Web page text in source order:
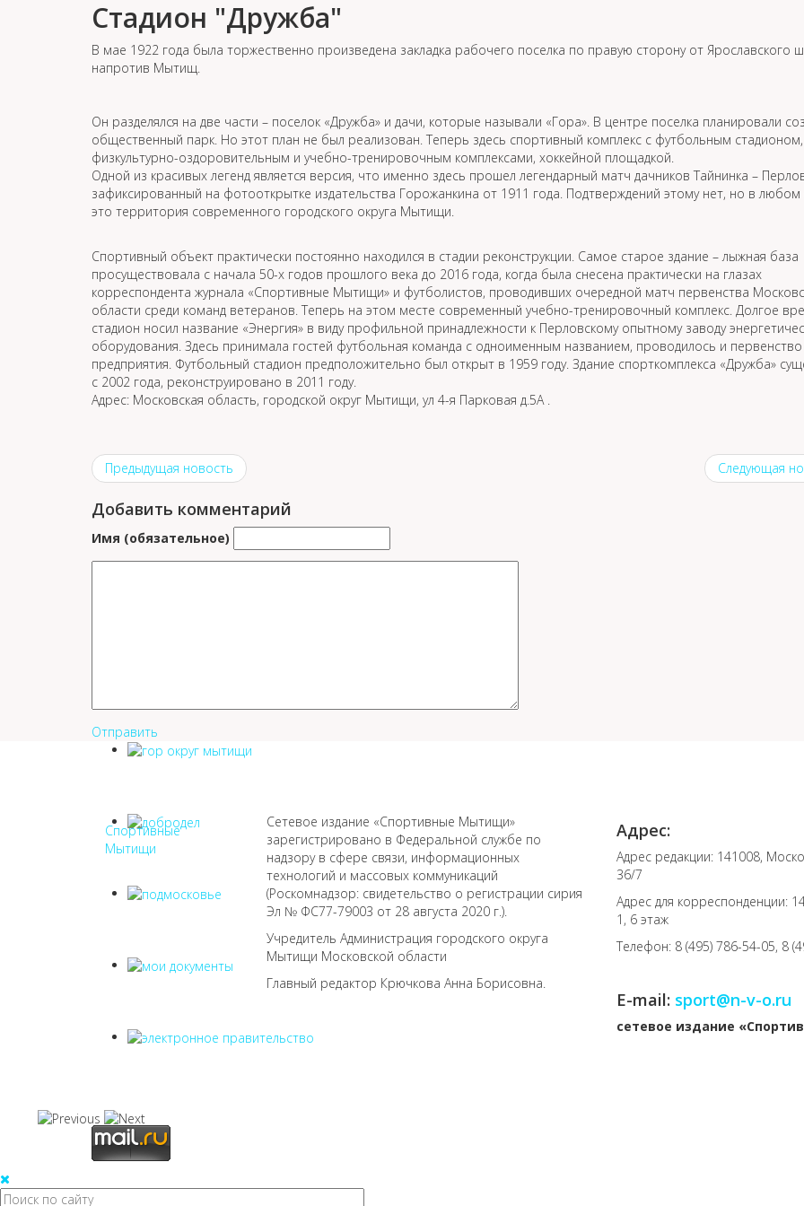
Стадион "Дружба"
В мае 1922 года была торжественно произведена закладка рабочего поселка по правую сторону от Ярославского
напротив Мытищ.
Он разделялся на две части – поселок «Дружба» и дачи, которые называли «Гора». В центре поселка планировали
общественный парк. Но этот план не был реализован. Теперь здесь спортивный комплекс с футбольным стадионом,
физкультурно-оздоровительным и учебно-тренировочным комплексами, хоккейной площадкой.
Одной из красивых легенд является версия, что именно здесь прошел легендарный матч дачников Тайнинка –
зафиксированный на фотооткрытке издательства Горожанкина от 1911 года. Подтверждений этому нет, но в любом
это территория современного городского округа Мытищи.
Спортивный объект практически постоянно находился в стадии реконструкции. Самое старое здание – лыжная база
просуществовала с начала 50-х годов прошлого века до 2016 года, когда была снесена практически на глазах
корреспондента журнала «Спортивные Мытищи» и футболистов, проводивших очередной матч первенства
области среди команд ветеранов. Теперь на этом месте современный учебно-тренировочный комплекс. Долгое
стадион носил название «Энергия» в виду профильной принадлежности к Перловскому опытному заводу
оборудования. Здесь принимала гостей футбольная команда с одноименным названием, проводилось и первенство
предприятия. Футбольный стадион предположительно был открыт в 1959 году. Здание спорткомплекса «Дружба»
с 2002 года, реконструировано в 2011 году.
Адрес: Московская область, городской округ Мытищи, ул 4-я Парковая д.5А .
Предыдущая новость Следующая
Добавить комментарий
Имя (обязательное)
Отправить
Спортивные
Мытищи
Сетевое издание «Спортивные Мытищи»
зарегистрировано в Федеральной службе по
надзору в сфере связи, информационных
технологий и массовых коммуникаций
(Роскомнадзор: свидетельство о регистрации сирия
Эл № ФС77-79003 от 28 августа 2020 г.).
Учредитель Администрация городского округа
Мытищи Московской области
Главный редактор Крючкова Анна Борисовна.
Адрес:
Адрес редакции: 141008,
36/7
Адрес для корреспонденции:
1, 6 этаж
Телефон: 8 (495) 786-54-05, 8
E-mail: sport@n-v-o.ru
cетевое издание